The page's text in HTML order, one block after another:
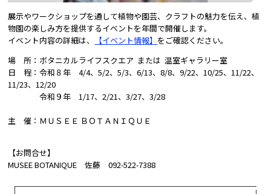
展示やワークショップを通して植物や園芸、クラフトの魅力を伝え、植
物園の楽しみ方を提供するイベントを年間で開催します。
イベント内容の詳細は、
【イベント情報】 をご確認ください。
場 所：ボタニカルライフスクエア または 温室ギャラリー室
日 程：令和８年 4/4、5/2、5/3、6/13、8/8、9/22、10/25、11/22、
11/23、12/20
令和９年 1/17、2/21、3/27、3/28
主 催：ＭＵＳＥＥ ＢＯＴＡＮＩＱＵＥ
【お問合せ】
MUSEE BOTANIQUE 佐藤 092-522-7388